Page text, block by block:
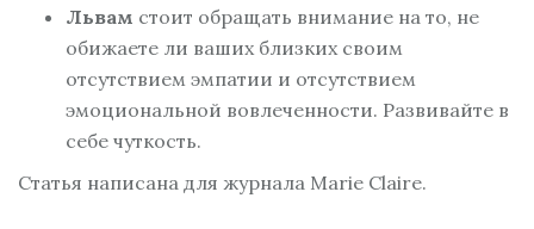
Львам стоит обращать внимание на то, не
обижаете ли ваших близких своим
отсутствием эмпатии и отсутствием
эмоциональной вовлеченности. Развивайте в
себе чуткость.
Статья написана для журнала Marie Claire.